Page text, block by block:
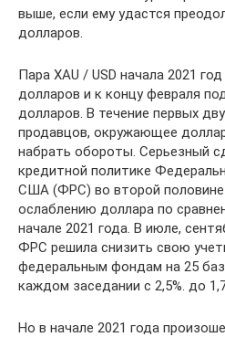
выше, если ему удастся
долларов.
Пара XAU / USD начала 2021
долларов и к концу февраля
долларов. В течение первых
продавцов, окружающее
набрать обороты. Серьезный
кредитной политике
США (ФРС) во второй половине
ослаблению доллара по
начале 2021 года. В июле,
ФРС решила снизить свою
федеральным фондам на 25
каждом заседании с 2,5%. до
Но в начале 2021 года